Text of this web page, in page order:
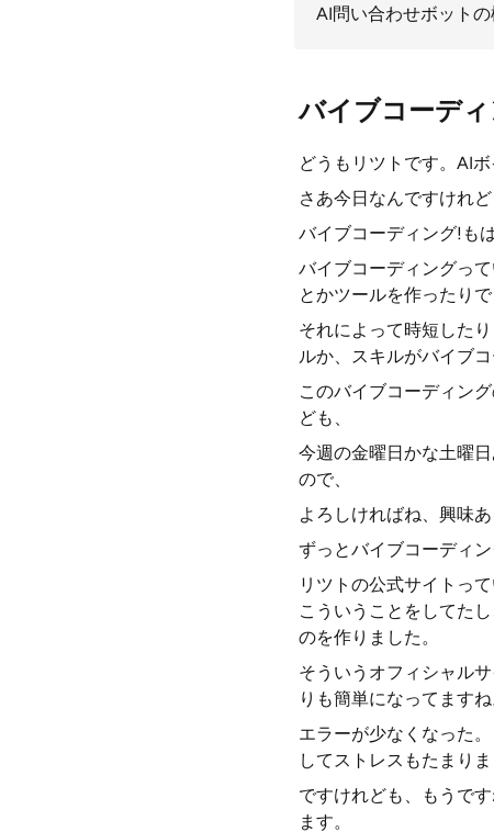
AI問い合わせボット
バイブコーデ
どうもリツトです。AI
さあ今日なんですけれ
バイブコーディング!も
バイブコーディングっ
とかツールを作ったり
それによって時短した
ルか、スキルがバイブ
このバイブコーディン
ども、
今週の金曜日かな土曜
ので、
よろしければね、興味
ずっとバイブコーディ
リツトの公式サイトっ
こういうことをしてた
のを作りました。
そういうオフィシャル
りも簡単になってますね
エラーが少なくなった
してストレスもたまり
ですけれども、もうで
ます。